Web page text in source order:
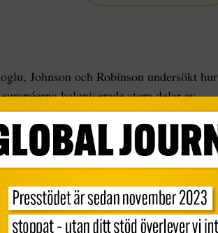
Johnson och Robinson undersökt hur
koloniserade stora delar av
utveckling i olika delar av världen.
etablerade inkluderande politiska
och utveckling. Dessa system gav
att delta i samhällsekonomin,
institutioner, där syftet var att